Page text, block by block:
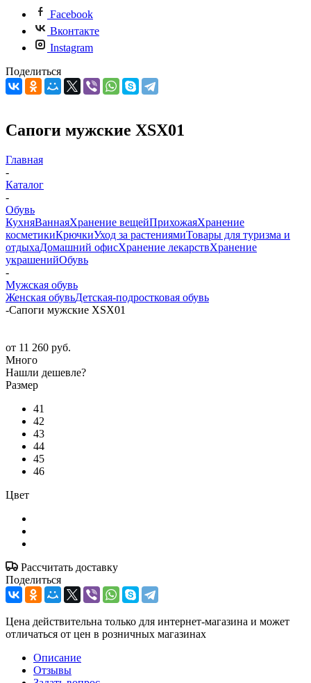
Facebook
Вконтакте
Instagram
Поделиться
Сапоги мужские XSX01
Главная
-
Каталог
-
Обувь
КухняВаннаяХранение вещейПрихожаяХранение
косметикиКрючкиУход за растениямиТовары для туризма и
отдыхаДомашний офисХранение лекарствХранение
украшенийОбувь
-
Мужская обувь
Женская обувьДетская-подростковая обувь
-Сапоги мужские XSX01
от 11 260 руб.
Много
Нашли дешевле?
Размер
41
42
43
44
45
46
Цвет
Рассчитать доставку
Поделиться
Цена действительна только для интернет-магазина и может
отличаться от цен в розничных магазинах
Описание
Отзывы